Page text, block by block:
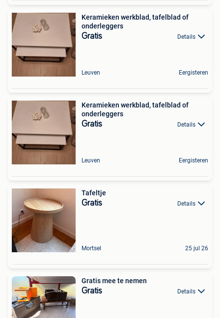
Keramieken werkblad, tafelblad of
onderleggers
Gratis Details
Leuven Eergisteren
Keramieken werkblad, tafelblad of
onderleggers
Gratis Details
Leuven Eergisteren
Tafeltje
Gratis Details
Mortsel 25 jul 26
Gratis mee te nemen
Gratis Details